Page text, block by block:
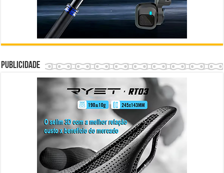
Publicidade